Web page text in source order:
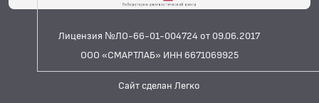
Лицензия №ЛО-66-01-004724 от 09.06.2017
ООО «СМАРТЛАБ» ИНН 6671069925
Сайт сделан Легко